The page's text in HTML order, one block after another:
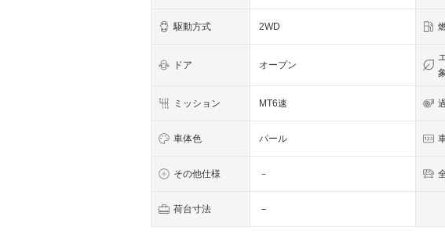
駆動方式 2WD
ドア オープン
ミッション MT6速
車体色 パール
その他仕様 －
荷台寸法 －